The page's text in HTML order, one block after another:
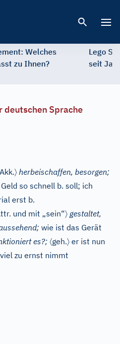
Welches
zu Ihnen?
Lego
seit
deutschen Sprache
〉 herbeischaffen, besorgen;
so schnell b. soll; ich
erst b.
und mit „sein“〉 gestaltet,
wie ist das Gerät
es?; 〈geh.〉 er ist nun
zu ernst nimmt